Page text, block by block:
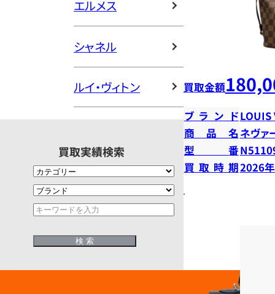
エルメス
シャネル
ルイ・ヴィトン
買取実績検索
買取金額
ブランドLOUIS
商品名 ネヴァ
型番
買取時期2026